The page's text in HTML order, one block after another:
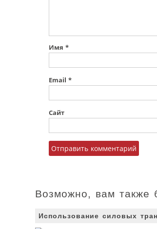
Имя *
Email *
Сайт
Возможно, вам также
Использование силовых